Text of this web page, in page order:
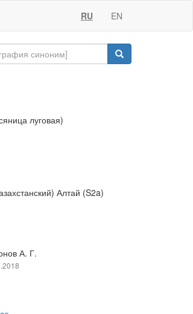
RU EN
луговая)
Алтай (S2a)
А. Г.